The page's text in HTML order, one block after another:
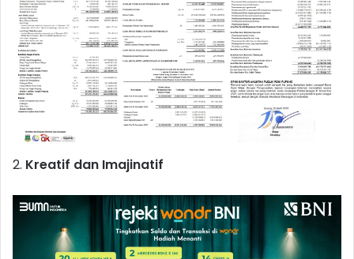
2. Kreatif dan Imajinatif